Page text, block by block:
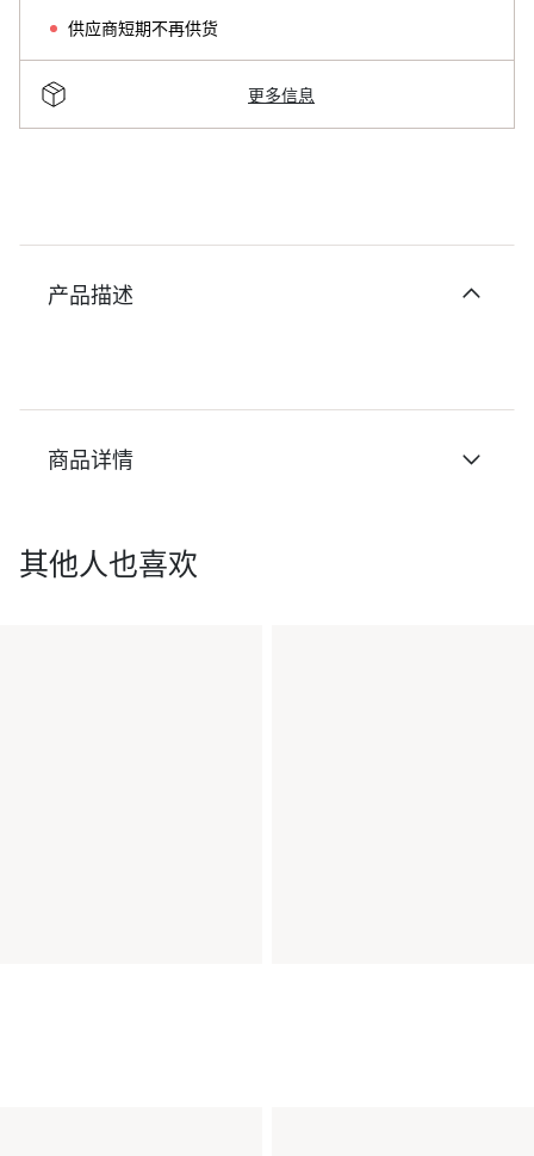
供应商短期不再供货
更多信息
产品描述
商品详情
其他人也喜欢